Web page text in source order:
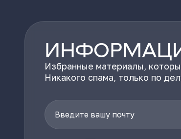
Избранные материалы,
Никакого спама, только по